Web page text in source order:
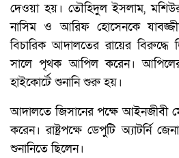
দেওয়া হয়। তৌহিদুল ইসলাম,
নাসিম ও আরিফ হোসেনকে
বিচারিক আদালতের রায়ের
সালে পৃথক আপিল করেন।
হাইকোর্টে শুনানি শুরু হয়।
আদালতে জিসানের পক্ষে আইনজীবী
করেন। রাষ্ট্রপক্ষে ডেপুটি অ্যাটর্নি
শুনানিতে ছিলেন।